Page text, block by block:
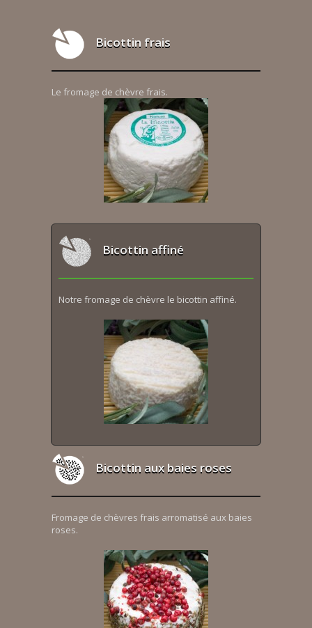
Bicottin frais
Le fromage de chèvre frais.
Bicottin affiné
Notre fromage de chèvre le bicottin affiné.
Bicottin aux baies roses
Fromage de chèvres frais arromatisé aux baies
roses.